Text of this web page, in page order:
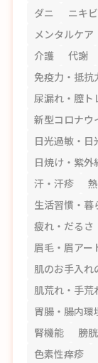
ダニ
ニキビ
メンタルケア
介護
代謝
免疫力・抵抗
尿漏れ・膣ト
新型コロナウ
日光過敏・
日焼け・紫外
汗・汗疹
生活習慣・暮
疲れ・だるさ
眉毛・眉アー
肌のお手入れ
肌荒れ・手荒
胃腸・腸内環
腎機能
膀
色素性痒疹